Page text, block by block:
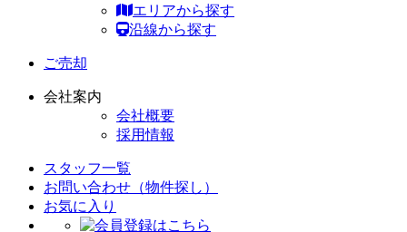
エリアから探す
沿線から探す
ご売却
会社案内
会社概要
採用情報
スタッフ一覧
お問い合わせ（物件探し）
お気に入り